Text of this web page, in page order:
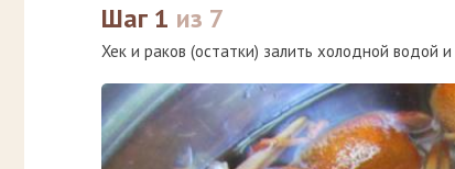
Шаг 1 из 7
Хек и раков (остатки) залить холодной водой и